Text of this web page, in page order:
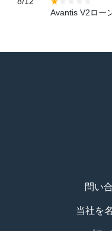
Avantis V2ロー
問い
当社を